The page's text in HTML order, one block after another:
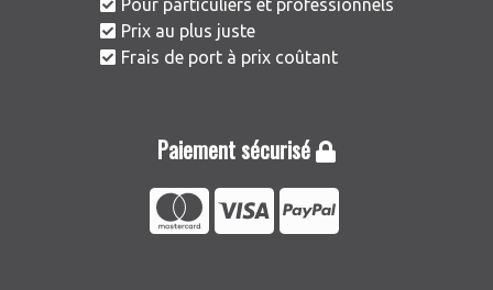
Pour particuliers et professionnels
Prix au plus juste
Frais de port à prix coûtant
Paiement sécurisé